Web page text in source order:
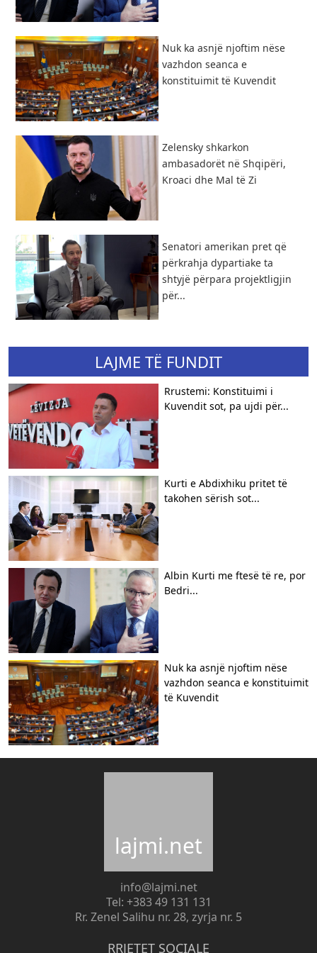
Nuk ka asnjë njoftim nëse
vazhdon seanca e
konstituimit të Kuvendit
Zelensky shkarkon
ambasadorët në Shqipëri,
Kroaci dhe Mal të Zi
Senatori amerikan pret që
përkrahja dypartiake ta
shtyjë përpara projektligjin
për...
LAJME TË FUNDIT
Rrustemi: Konstituimi i
Kuvendit sot, pa ujdi për...
Kurti e Abdixhiku pritet të
takohen sërish sot...
Albin Kurti me ftesë të re, por
Bedri...
Nuk ka asnjë njoftim nëse
vazhdon seanca e konstituimit
të Kuvendit
lajmi.net
info@lajmi.net
Tel: +383 49 131 131
Rr. Zenel Salihu nr. 28, zyrja nr. 5
RRJETET SOCIALE